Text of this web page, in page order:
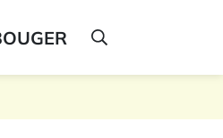
AFFICHER LA